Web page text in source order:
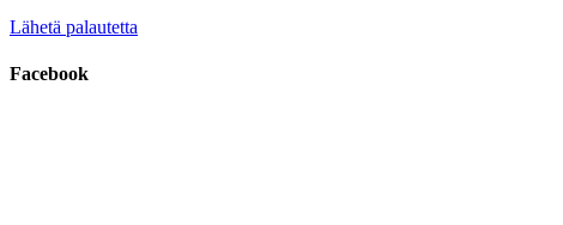
Lähetä palautetta
Facebook